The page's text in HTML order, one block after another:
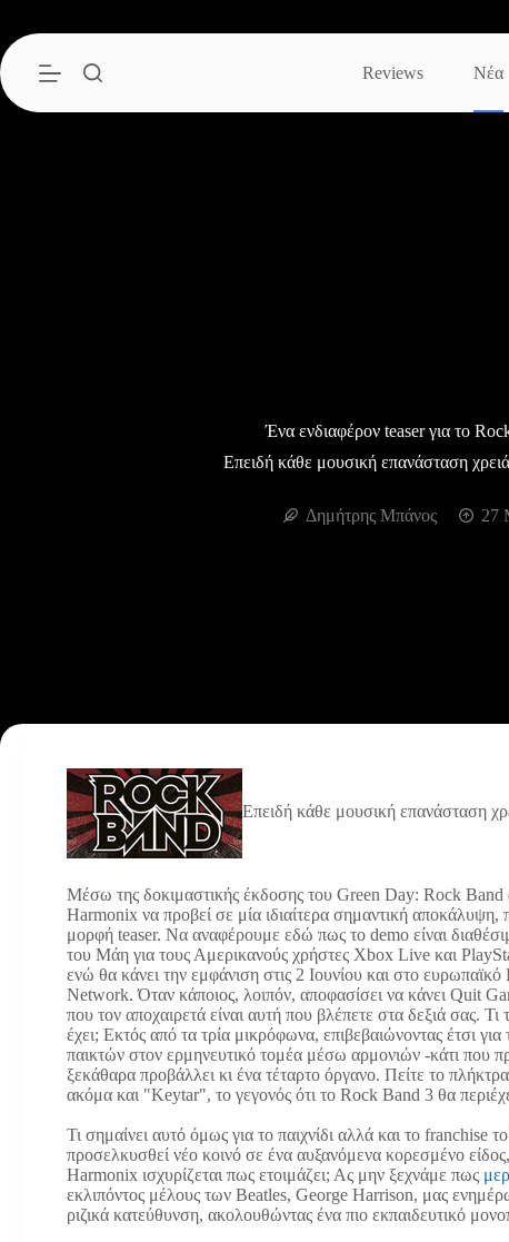
περιεχόμενο
Reviews
Νέα
Ένα ενδιαφέρον teaser για το
Επειδή κάθε μουσική επανάσταση
Δημήτρης Μπάνος 27
Επειδή κάθε μουσική επανάσταση
Μέσω της δοκιμαστικής έκδοσης του Green Day: Rock Band
Harmonix να προβεί σε μία ιδιαίτερα σημαντική αποκάλυψη,
μορφή teaser. Να αναφέρουμε εδώ πως το demo είναι
του Μάη για τους Αμερικανούς χρήστες Xbox Live και
ενώ θα κάνει την εμφάνιση στις 2 Ιουνίου και στο
Network. Όταν κάποιος, λοιπόν, αποφασίσει να κάνει Quit
που τον αποχαιρετά είναι αυτή που βλέπετε στα δεξιά σας. Τι
έχει; Εκτός από τα τρία μικρόφωνα, επιβεβαιώνοντας έτσι
παικτών στον ερμηνευτικό τομέα μέσω αρμονιών -κάτι που
ξεκάθαρα προβάλλει κι ένα τέταρτο όργανο. Πείτε το
ακόμα και "Keytar", το γεγονός ότι το Rock Band 3 θα
Τι σημαίνει αυτό όμως για το παιχνίδι αλλά και το
προσελκυσθεί νέο κοινό σε ένα αυξανόμενα κορεσμένο
Harmonix ισχυρίζεται πως ετοιμάζει; Ας μην ξεχνάμε πως
εκλιπόντος μέλους των Beatles, George Harrison, μας
ριζικά κατεύθυνση, ακολουθώντας ένα πιο εκπαιδευτικό